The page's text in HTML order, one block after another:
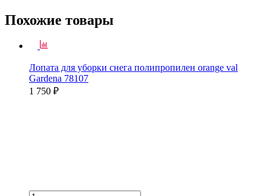
Похожие товары
Лопата для уборки снега полипропилен orange val
Gardena 78107
1 750 ₽